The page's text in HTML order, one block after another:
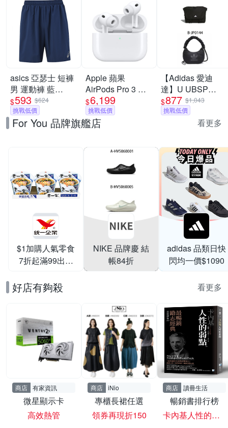
asics 亞瑟士 短褲
男 運動褲 藍
2033B130-401
$593 $624
挑戰低價
Apple 蘋果
AirPods Pro 3 主
動式降噪 藍芽耳機
原廠保固 公司貨
$6,199
挑戰低價
【Adidas 愛迪
達】U UBSP
CSBD BAG 斜背
包 男女 A-KR2588
$877 $1,043
挑戰低價
For You 品牌旗艦店 看更多
$1加購人氣零食
7折起滿99出貨
NIKE 品牌慶 結
帳84折
adidas 品類日快
閃均一價$1090
好店有夠殺 看更多
商店 有家資訊
微星顯示卡
高效熱管
商店 iNio
專櫃長裙任選
領券再現折150
商店 讀冊生活
暢銷書排行榜
卡內基人性的弱點